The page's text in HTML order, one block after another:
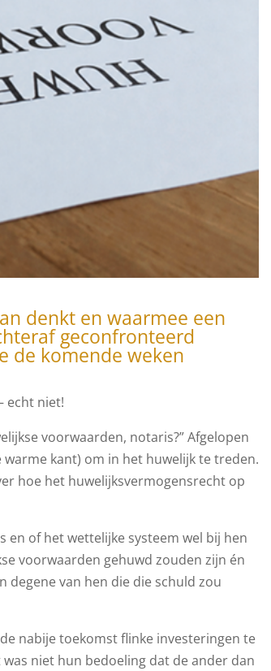
denkt en waarmee een
geconfronteerd
de komende weken
echt niet!
voorwaarden, notaris?” Afgelopen
kant) om in het huwelijk te treden.
hoe het huwelijksvermogensrecht op
en of het wettelijke systeem wel bij hen
voorwaarden gehuwd zouden zijn én
degene van hen die die schuld zou
nabije toekomst flinke investeringen te
niet hun bedoeling dat de ander dan